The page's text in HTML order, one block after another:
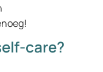
care?